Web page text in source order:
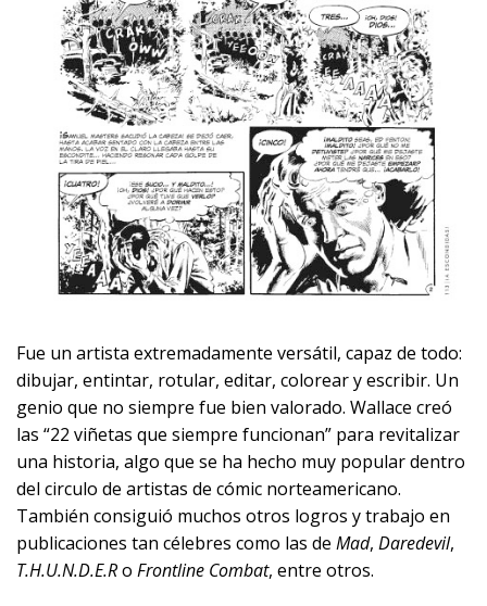
Fue un artista extremadamente versátil, capaz de todo:
dibujar, entintar, rotular, editar, colorear y escribir. Un
genio que no siempre fue bien valorado. Wallace creó
las “22 viñetas que siempre funcionan” para revitalizar
una historia, algo que se ha hecho muy popular dentro
del circulo de artistas de cómic norteamericano.
También consiguió muchos otros logros y trabajo en
publicaciones tan célebres como las de Mad, Daredevil,
T.H.U.N.D.E.Ro Frontline Combat, entre otros.